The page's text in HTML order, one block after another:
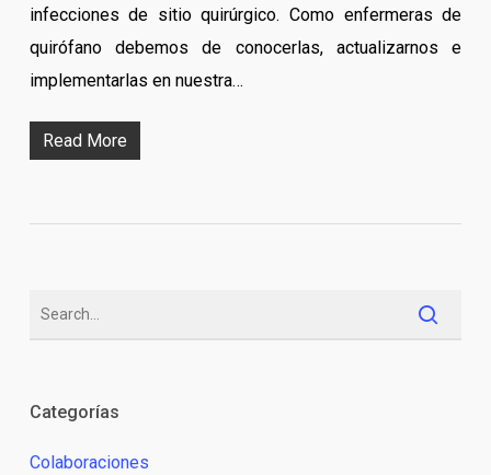
infecciones de sitio quirúrgico. Como enfermeras de
quirófano debemos de conocerlas, actualizarnos e
implementarlas en nuestra…
Read More
Categorías
Colaboraciones